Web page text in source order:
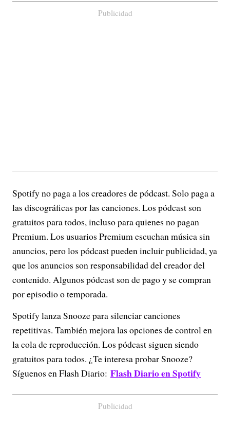
Publicidad
Spotify no paga a los creadores de pódcast. Solo paga a
las discográficas por las canciones. Los pódcast son
gratuitos para todos, incluso para quienes no pagan
Premium. Los usuarios Premium escuchan música sin
anuncios, pero los pódcast pueden incluir publicidad, ya
que los anuncios son responsabilidad del creador del
contenido. Algunos pódcast son de pago y se compran
por episodio o temporada.
Spotify lanza Snooze para silenciar canciones
repetitivas. También mejora las opciones de control en
la cola de reproducción. Los pódcast siguen siendo
gratuitos para todos. ¿Te interesa probar Snooze?
Síguenos en Flash Diario: Flash Diario en Spotify
Publicidad